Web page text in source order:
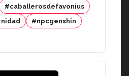
#caballerosdefavonius
#npcgenshin